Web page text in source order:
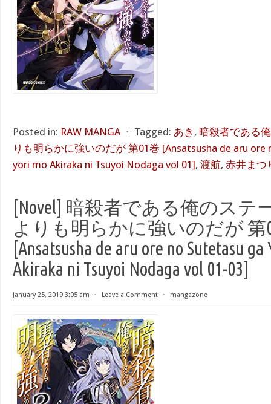
Posted in: RAW MANGA ⋅ Tagged: あき , 暗殺者である
りも明らかに強いのだが 第01巻 [Ansatsusha de aru ore
yori mo Akiraka ni Tsuyoi Nodaga vol 01], 渡航, 赤井まつ
[Novel] 暗殺者である俺のステ
よりも明らかに強いのだが 第
[Ansatsusha de aru ore no Sutetasu ga
Akiraka ni Tsuyoi Nodaga vol 01-03]
January 25, 2019 3:05 am ⋅ Leave a Comment ⋅ mangazone